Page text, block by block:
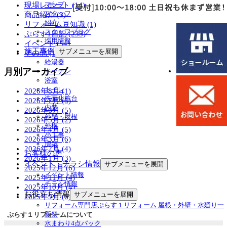
マップ
スタッフ
紹介
スタッフブログ
採用情報
施工事例 サブメニューを展開
給湯器
キッチン
浴室
トイレ
洗面化粧台
内装
外壁・屋根
外構
小工事
増築
お客様の声
イベント・チラシ情報 サブメニューを展開
イベント情報
チラシ情報
お役立ち情報 サブメニューを展開
リフォーム専門店ぷらす１リフォーム 屋根・外壁・水廻り一
新祭
水まわり4点パック
現場レポート (14)
商品紹介 (3)
リフォーム豆知識 (1)
ぷらす1日記 (233)
イベント (54)
その他 (12)
月別アーカイブ
2026年8月 (1)
2026年7月 (5)
2026年6月 (5)
2026年5月 (2)
2026年4月 (5)
2026年3月 (6)
2026年2月 (4)
2026年1月 (3)
2025年12月 (6)
2025年11月 (4)
2025年10月 (4)
2025年9月 (6)
ぷらす１リフォームについて